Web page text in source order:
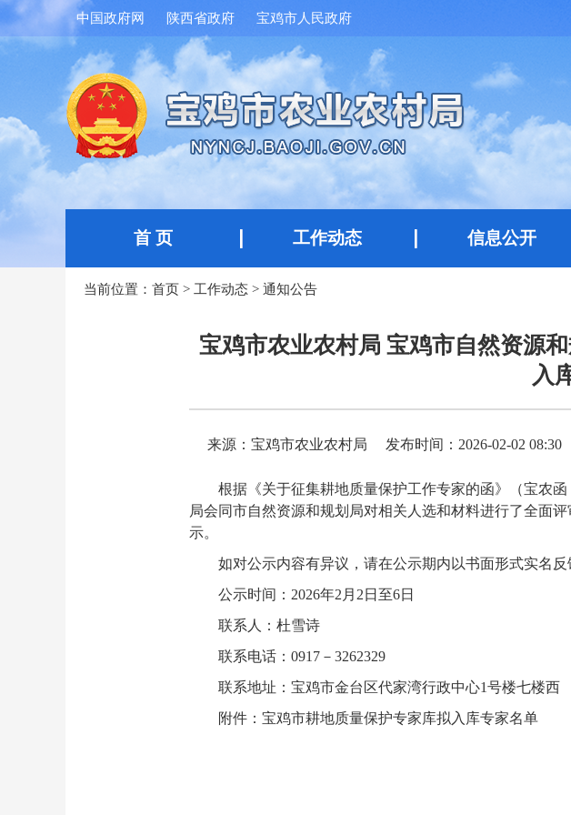
中国政府网 陕西省政府 宝鸡市人民政府
首 页 工作动态 信息公开
当前位置： 首页 > 工作动态 > 通知公告
宝鸡市农业农村局 宝鸡市自然资源
入
来源：宝鸡市农业农村局 发布时间：2026-02-02 08:30
根据《关于征集耕地质量保护工作专家的函》（宝农
局会同市自然资源和规划局对相关人选和材料进行了全面
示。
如对公示内容有异议，请在公示期内以书面形式实名反
公示时间：2026年2月2日至6日
联系人：杜雪诗
联系电话：0917－3262329
联系地址：宝鸡市金台区代家湾行政中心1号楼七楼西
附件：宝鸡市耕地质量保护专家库拟入库专家名单